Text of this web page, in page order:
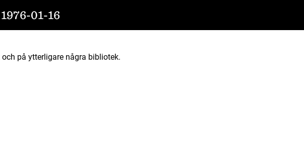
01-16
på ytterligare några bibliotek.